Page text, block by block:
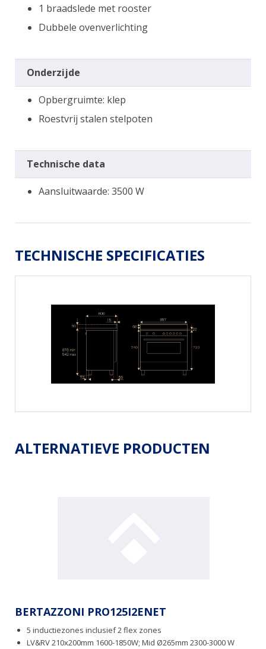
1 braadslede met rooster
Dubbele ovenverlichting
Onderzijde
Opbergruimte: klep
Roestvrij stalen stelpoten
Technische data
Aansluitwaarde: 3500 W
TECHNISCHE SPECIFICATIES
ALTERNATIEVE PRODUCTEN
BERTAZZONI PRO125I2ENET
5 inductiezones inclusief 2 flex zones
LV&RV 210x200mm 1600-1850W; Mid Ø265mm 2300-3000 W